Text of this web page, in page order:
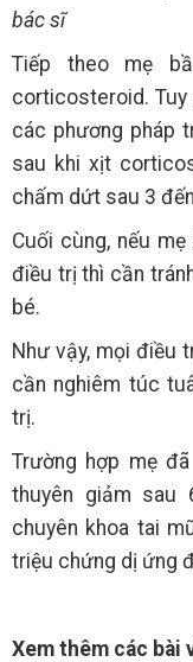
bác sĩ
Tiếp theo mẹ
corticosteroid. Tuy
các phương pháp
sau khi xịt
chấm dứt sau 3
Cuối cùng, nếu
điều trị thì cần
bé.
Như vậy, mọi điều
cần nghiêm túc
trị.
Trường hợp mẹ
thuyên giảm sau
chuyên khoa tai
triệu chứng dị ứng
Xem thêm các bài